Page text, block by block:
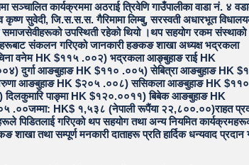
सञ्चालित कार्यक्रममा अठराई त्रिवेणि गाउँपालीका वाडा नं. ४
कृष्ण सुवेदी, जि.स.स.स. गैरिमामा लिम्बु, सरस्वती अधारभूत
उपस्थिती रहेको थियो ।थप सहयोग रकम संस्थाको
संकलन गरिएको जानकारी हङकङ शाखा अध्यक्ष भद्रकला
वनेम HK $११५ .००२) भद्रकला आङ्बुहाङ राई HK
दुर्गा आङबुहाङ HK $११० .००५) सेबित्रा आङबुहाङ HK
आङबुहाङ HK $२०५ .००८) ससिकला आङबुहाङ HK $११०
पाङ्मा HK $१२०.००११) बिबेक आङबुहाङ HK
HK$ १,५३८ (नेपाली रूपैंया २२,८००.००)राहत
पिडितलाई गरिएको थप सहयोग तथा अन्य नियमित
तथा सम्पूर्ण मनकारी दाताहरू प्रति हार्दिक धन्यवाद प्रदान